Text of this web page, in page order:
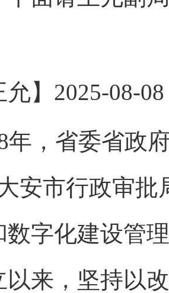
2025-08-08
省委省政府
安市行政审
数字化建设管
以来，坚持以